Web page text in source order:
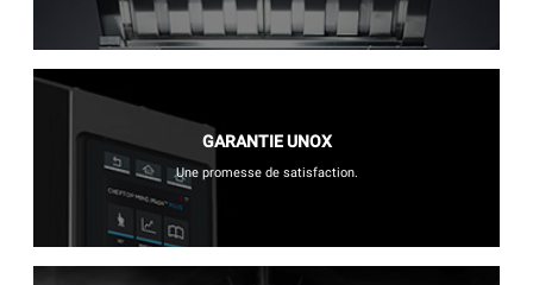
GARANTIE UNOX
Une promesse de satisfaction.